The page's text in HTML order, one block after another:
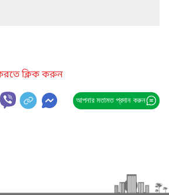
ক্লিক করুন
আপনার মতামত প্রদান করুন